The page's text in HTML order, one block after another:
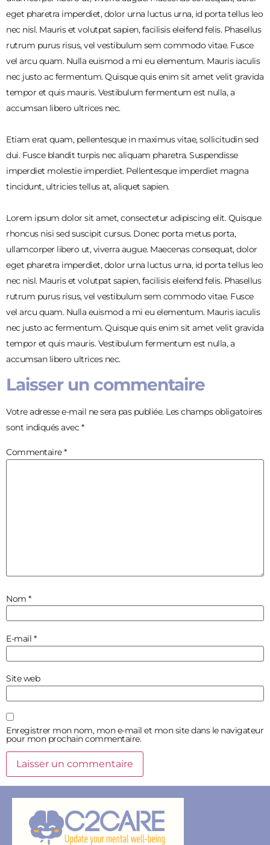
eget pharetra imperdiet, dolor urna luctus urna, id porta tellus leo
nec nisl. Mauris et volutpat sapien, facilisis eleifend felis. Phasellus
rutrum purus risus, vel vestibulum sem commodo vitae. Fusce
vel arcu quam. Nulla euismod a mi eu elementum. Mauris iaculis
nec justo ac fermentum. Quisque quis enim sit amet velit gravida
tempor et quis mauris. Vestibulum fermentum est nulla, a
accumsan libero ultrices nec.
Etiam erat quam, pellentesque in maximus vitae, sollicitudin sed
dui. Fusce blandit turpis nec aliquam pharetra. Suspendisse
imperdiet molestie imperdiet. Pellentesque imperdiet magna
tincidunt, ultricies tellus at, aliquet sapien.
Lorem ipsum dolor sit amet, consectetur adipiscing elit. Quisque
rhoncus nisi sed suscipit cursus. Donec porta metus porta,
ullamcorper libero ut, viverra augue. Maecenas consequat, dolor
eget pharetra imperdiet, dolor urna luctus urna, id porta tellus leo
nec nisl. Mauris et volutpat sapien, facilisis eleifend felis. Phasellus
rutrum purus risus, vel vestibulum sem commodo vitae. Fusce
vel arcu quam. Nulla euismod a mi eu elementum. Mauris iaculis
nec justo ac fermentum. Quisque quis enim sit amet velit gravida
tempor et quis mauris. Vestibulum fermentum est nulla, a
accumsan libero ultrices nec.
Laisser un commentaire
Votre adresse e-mail ne sera pas publiée. Les champs obligatoires
sont indiqués avec *
Commentaire*
Nom *
E-mail *
Site web
Enregistrer mon nom, mon e-mail et mon site dans le navigateur
pour mon prochain commentaire.